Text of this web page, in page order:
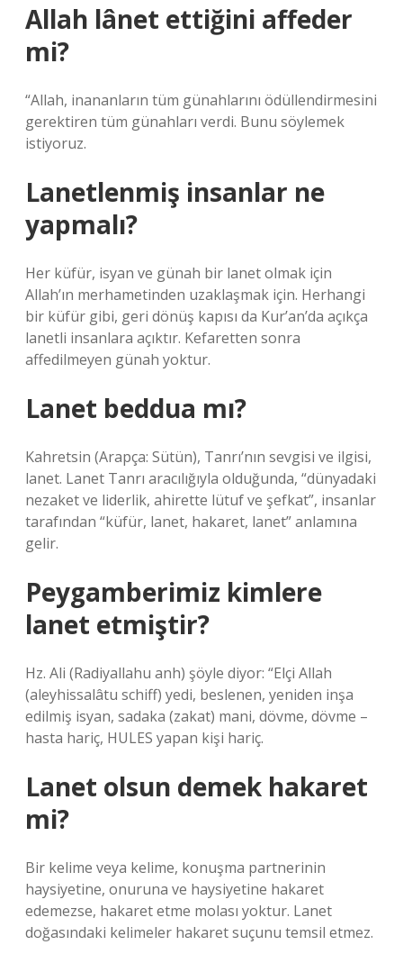
Allah lânet ettiğini affeder
mi?
“Allah, inananların tüm günahlarını ödüllendirmesini
gerektiren tüm günahları verdi. Bunu söylemek
istiyoruz.
Lanetlenmiş insanlar ne
yapmalı?
Her küfür, isyan ve günah bir lanet olmak için
Allah’ın merhametinden uzaklaşmak için. Herhangi
bir küfür gibi, geri dönüş kapısı da Kur’an’da açıkça
lanetli insanlara açıktır. Kefaretten sonra
affedilmeyen günah yoktur.
Lanet beddua mı?
Kahretsin (Arapça: Sütün), Tanrı’nın sevgisi ve ilgisi,
lanet. Lanet Tanrı aracılığıyla olduğunda, “dünyadaki
nezaket ve liderlik, ahirette lütuf ve şefkat”, insanlar
tarafından “küfür, lanet, hakaret, lanet” anlamına
gelir.
Peygamberimiz kimlere
lanet etmiştir?
Hz. Ali (Radiyallahu anh) şöyle diyor: “Elçi Allah
(aleyhissalâtu schiff) yedi, beslenen, yeniden inşa
edilmiş isyan, sadaka (zakat) mani, dövme, dövme –
hasta hariç, HULES yapan kişi hariç.
Lanet olsun demek hakaret
mi?
Bir kelime veya kelime, konuşma partnerinin
haysiyetine, onuruna ve haysiyetine hakaret
edemezse, hakaret etme molası yoktur. Lanet
doğasındaki kelimeler hakaret suçunu temsil etmez.